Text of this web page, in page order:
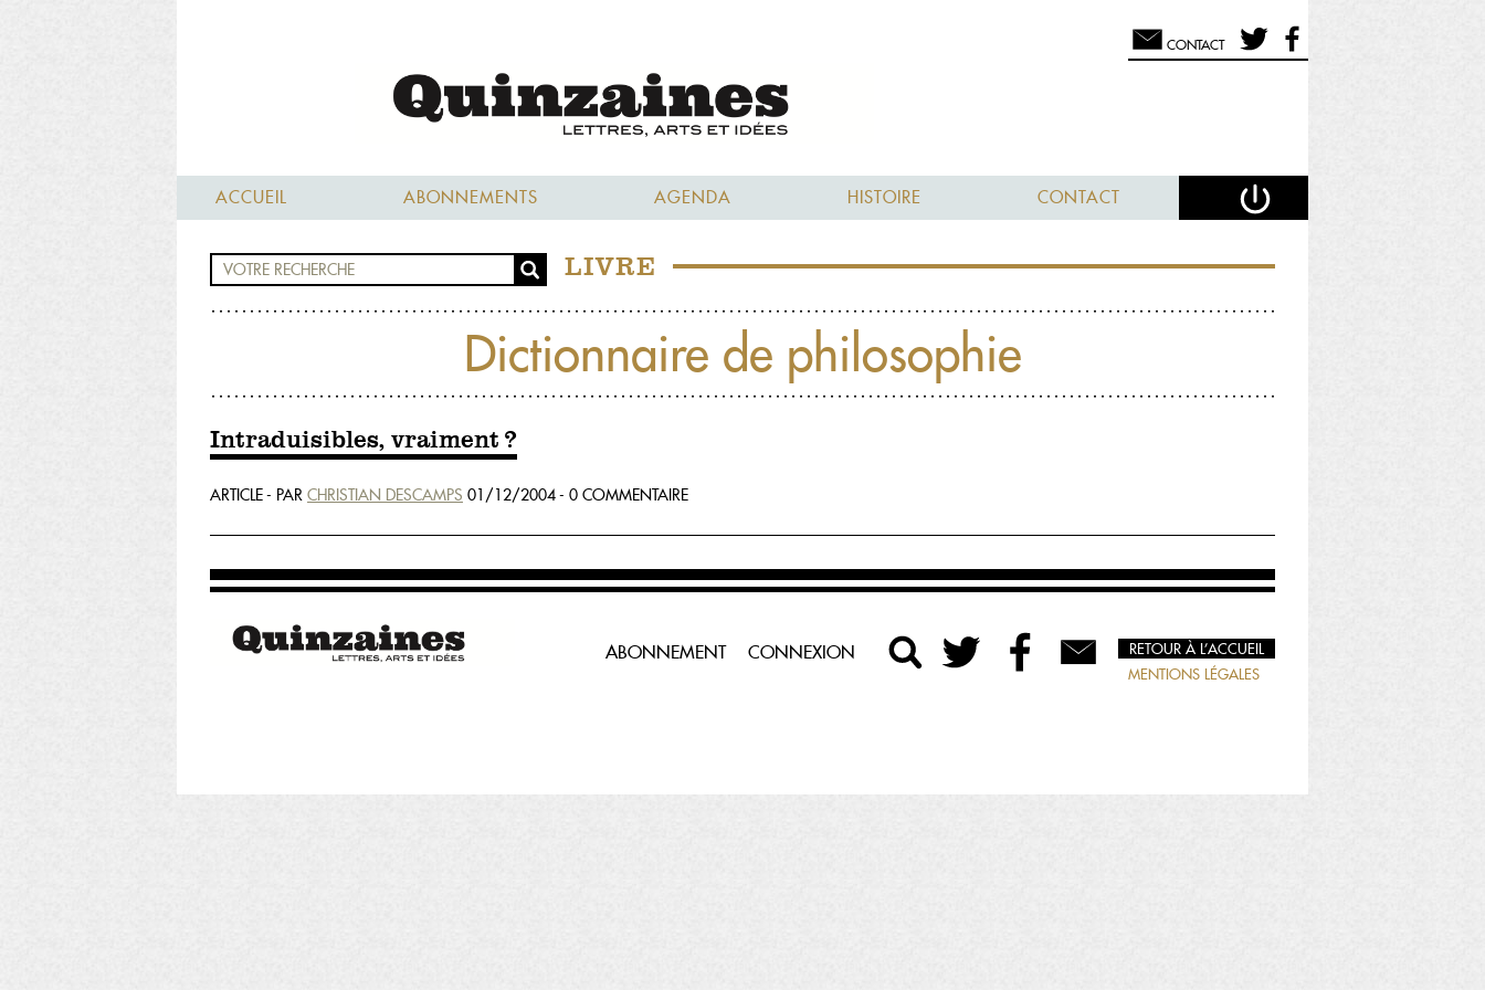
CONTACT
ACCUEIL ABONNEMENTS AGENDA HISTOIRE CONTACT
LIVRE
Dictionnaire de philosophie
Intraduisibles, vraiment ?
ARTICLE - PAR CHRISTIAN DESCAMPS 01/12/2004 - 0 COMMENTAIRE
ABONNEMENT CONNEXION
RETOUR À L’ACCUEIL
MENTIONS LÉGALES